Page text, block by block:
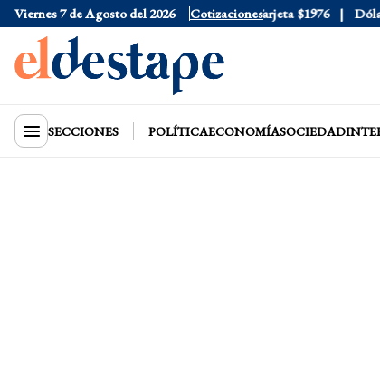
Viernes 7 de Agosto del 2026 Cotizaciones
Dólar Oficial $1520 Dólar Tarjeta $1976 Dólar
SECCIONES POLÍTICAECONOMÍASOCIEDAD